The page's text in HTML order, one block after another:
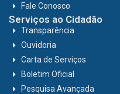
Fale Conosco
Serviços ao Cidadão
Transparência
Ouvidoria
Carta de Serviços
Boletim Oficial
Pesquisa Avançada